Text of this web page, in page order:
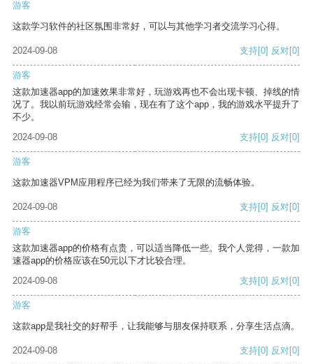
游客
这款学习软件的社区氛围非常好，可以与其他学习者交流学习心得。
2024-09-08 支持[0] 反对[0]
游客
这款加速器app的加速效果非常好，玩游戏再也不会出现卡顿、掉线的情
况了。我以前玩游戏经常会输，现在有了这个app，我的游戏水平提升了
不少。
2024-09-08
支持[0] 反对[0]
游客
这款加速器VPM应用程序已经为我们带来了无限的流畅体验。
2024-09-08 支持[0] 反对[0]
游客
这款加速器app的价格有点贵，可以适当降低一些。我个人觉得，一款加
速器app的价格应该在50元以下才比较合理。
2024-09-08
支持[0] 反对[0]
游客
这款app是我社交的好帮手，让我能够与朋友保持联系，分享生活点滴。
2024-09-08 支持[0] 反对[0]